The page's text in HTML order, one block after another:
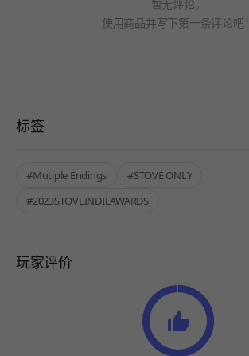
暂无评论。
使用商品并写下第一条评论吧！
标签
#Mutiple Endings
#STOVE ONLY
#2023STOVEINDIEAWARDS
玩家评价